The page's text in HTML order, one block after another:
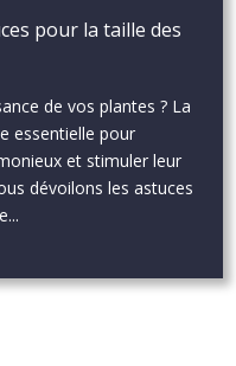
pour la taille des
de vos plantes ? La
essentielle pour
et stimuler leur
dévoilons les astuces